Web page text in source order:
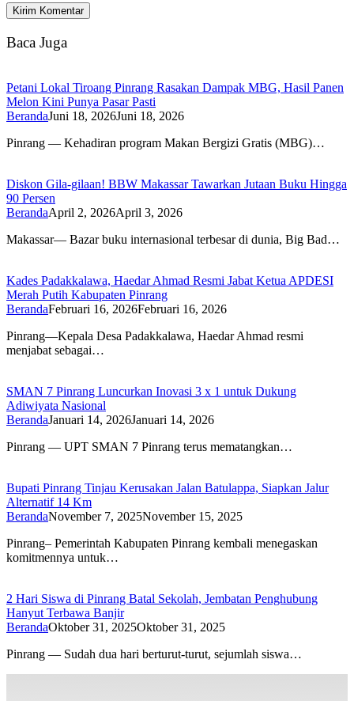
Baca Juga
Petani Lokal Tiroang Pinrang Rasakan Dampak MBG, Hasil Panen
Melon Kini Punya Pasar Pasti
BerandaJuni 18, 2026Juni 18, 2026
Pinrang — Kehadiran program Makan Bergizi Gratis (MBG)…
Diskon Gila-gilaan! BBW Makassar Tawarkan Jutaan Buku Hingga
90 Persen
BerandaApril 2, 2026April 3, 2026
Makassar— Bazar buku internasional terbesar di dunia, Big Bad…
Kades Padakkalawa, Haedar Ahmad Resmi Jabat Ketua APDESI
Merah Putih Kabupaten Pinrang
BerandaFebruari 16, 2026Februari 16, 2026
Pinrang—Kepala Desa Padakkalawa, Haedar Ahmad resmi
menjabat sebagai…
SMAN 7 Pinrang Luncurkan Inovasi 3 x 1 untuk Dukung
Adiwiyata Nasional
BerandaJanuari 14, 2026Januari 14, 2026
Pinrang — UPT SMAN 7 Pinrang terus mematangkan…
Bupati Pinrang Tinjau Kerusakan Jalan Batulappa, Siapkan Jalur
Alternatif 14 Km
BerandaNovember 7, 2025November 15, 2025
Pinrang– Pemerintah Kabupaten Pinrang kembali menegaskan
komitmennya untuk…
2 Hari Siswa di Pinrang Batal Sekolah, Jembatan Penghubung
Hanyut Terbawa Banjir
BerandaOktober 31, 2025Oktober 31, 2025
Pinrang — Sudah dua hari berturut-turut, sejumlah siswa…